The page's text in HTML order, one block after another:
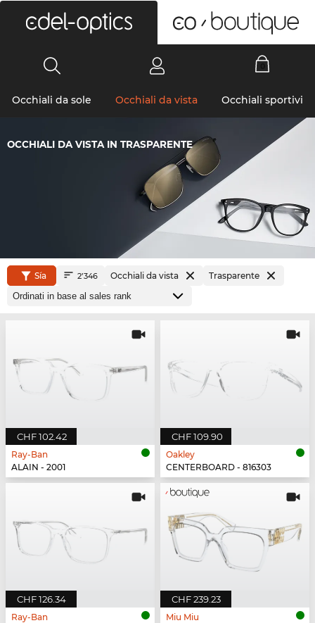
Occhiali da sole Occhiali da vista Occhiali sportivi
OCCHIALI DA VISTA IN TRASPARENTE
Sía 2’346 Occhiali da vista Trasparente
CHF 102.42
Ray-Ban
ALAIN - 2001
CHF 109.90
Oakley
CENTERBOARD - 816303
CHF 126.34
Ray-Ban
CHF 239.23
Miu Miu